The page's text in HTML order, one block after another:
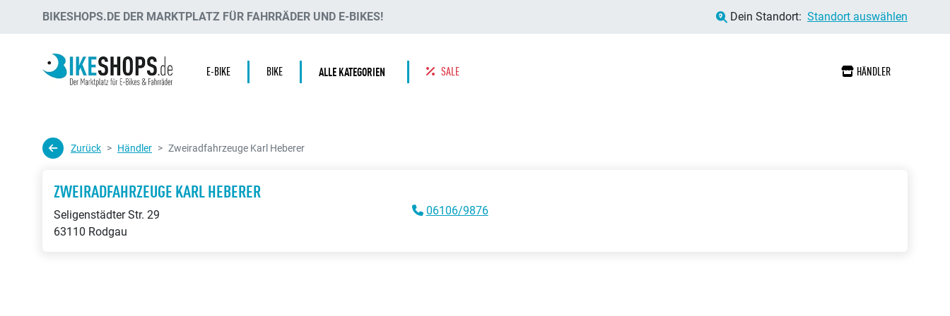
BIKESHOPS.DE DER MARKTPLATZ FÜR FAHRRÄDER UND E-BIKES! Dein Standort: Standort auswählen
E-BIKE BIKE ALLE KATEGORIEN SALE HÄNDLER
Zurück Händler Zweiradfahrzeuge Karl Heberer
ZWEIRADFAHRZEUGE KARL HEBERER
Seligenstädter Str. 29
63110 Rodgau
06106/9876